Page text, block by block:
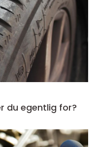
betaler du egentlig for?